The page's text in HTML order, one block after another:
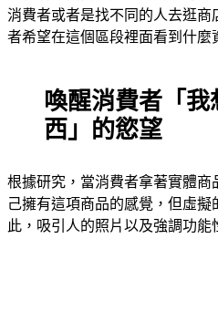
消費者或者是找不同的人去逛
者希望在這個區段裡面看到什麼
喚醒消費者「
西」的慾望
根據研究，當消費者拿著實體商
己擁有這項商品的感覺，但虛擬
此，吸引人的照片以及強調功能